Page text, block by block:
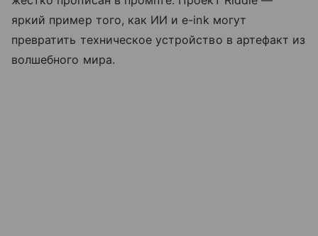
яркий пример того, как ИИ и e-ink могут
превратить техническое устройство в артефакт из
волшебного мира.